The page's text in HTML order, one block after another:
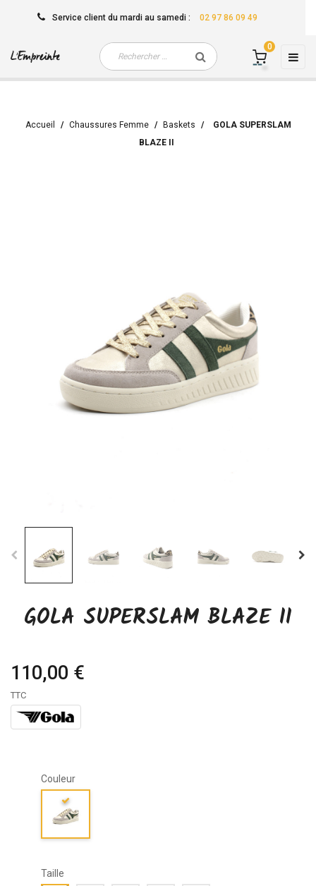
Service client du mardi au samedi : 02 97 86 09 49
☰
0
Accueil Chaussures Femme Baskets
GOLA SUPERSLAM
BLAZE II
GOLA SUPERSLAM BLAZE II
110,00 €
TTC
Couleur
Taille